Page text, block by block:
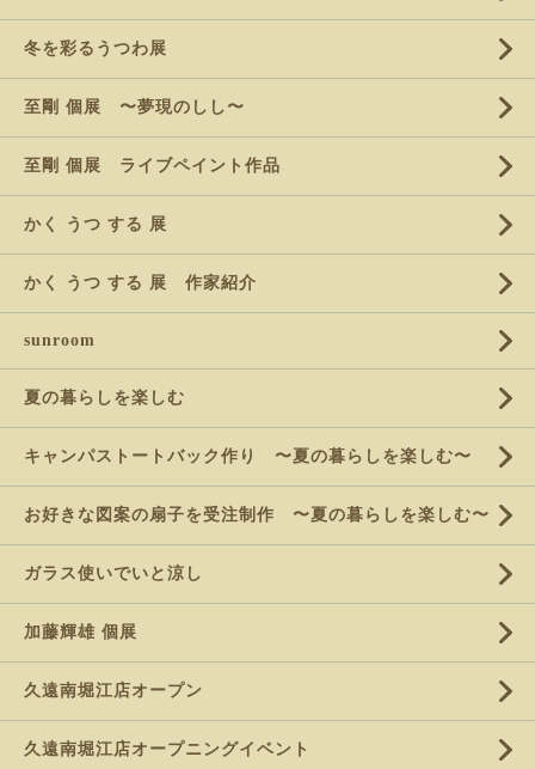
冬を彩るうつわ展
至剛 個展 〜夢現のしし〜
至剛 個展 ライブペイント作品
かく うつ する 展
かく うつ する 展 作家紹介
sunroom
夏の暮らしを楽しむ
キャンパストートバック作り 〜夏の暮らしを楽しむ〜
お好きな図案の扇子を受注制作 〜夏の暮らしを楽しむ〜
ガラス使いでいと涼し
加藤輝雄 個展
久遠南堀江店オープン
久遠南堀江店オープニングイベント